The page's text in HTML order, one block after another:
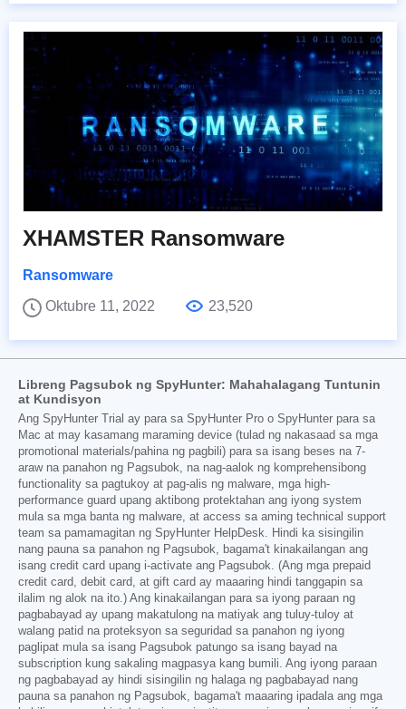
XHAMSTER Ransomware
Ransomware
Oktubre 11, 2022
23,520
Libreng Pagsubok ng SpyHunter: Mahahalagang Tuntunin
at Kundisyon
Ang SpyHunter Trial ay para sa SpyHunter Pro o SpyHunter para sa
Mac at may kasamang maraming device (tulad ng nakasaad sa mga
promotional materials/pahina ng pagbili) para sa isang beses na 7-
araw na panahon ng Pagsubok, na nag-aalok ng komprehensibong
functionality sa pagtukoy at pag-alis ng malware, mga high-
performance guard upang aktibong protektahan ang iyong system
mula sa mga banta ng malware, at access sa aming technical support
team sa pamamagitan ng SpyHunter HelpDesk. Hindi ka sisingilin
nang pauna sa panahon ng Pagsubok, bagama't kinakailangan ang
isang credit card upang i-activate ang Pagsubok. (Ang mga prepaid
credit card, debit card, at gift card ay maaaring hindi tanggapin sa
ilalim ng alok na ito.) Ang kinakailangan para sa iyong paraan ng
pagbabayad ay upang makatulong na matiyak ang tuluy-tuloy at
walang patid na proteksyon sa seguridad sa panahon ng iyong
paglipat mula sa isang Pagsubok patungo sa isang bayad na
subscription kung sakaling magpasya kang bumili. Ang iyong paraan
ng pagbabayad ay hindi sisingilin ng halaga ng pagbabayad nang
pauna sa panahon ng Pagsubok, bagama't maaaring ipadala ang mga